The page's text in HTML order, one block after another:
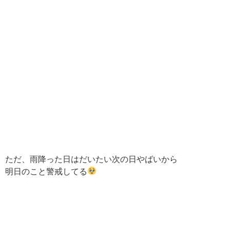
ただ、雨降った日はだいたい次の日やばいから
明日のこと警戒してる